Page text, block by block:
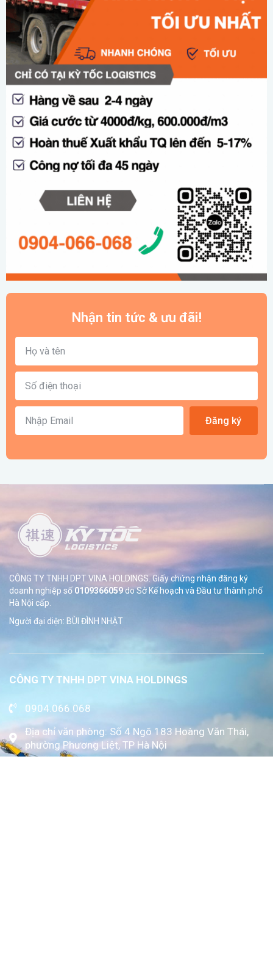
Nhận tin tức & ưu đãi!
Đăng ký
CÔNG TY TNHH DPT VINA HOLDINGS. Giấy chứng nhận đăng ký
doanh nghiệp số 0109366059do SởKế hoạch và Đầu tư thành phố
Hà Nội cấp.
Người đại diện: BÙI ĐÌNH NHẬT
CÔNG TY TNHH DPT VINA HOLDINGS
0904.066.068
Địa chỉ văn phòng: Số 4 Ngõ 183 Hoàng Văn Thái,
phường Phương Liệt, TP Hà Nội